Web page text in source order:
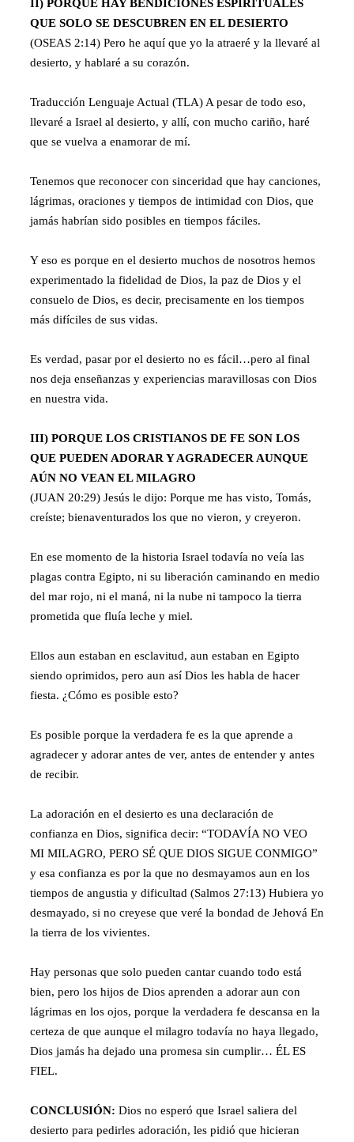
II) PORQUE HAY BENDICIONES ESPIRITUALES
QUE SOLO SE DESCUBREN EN EL DESIERTO
(OSEAS 2:14) Pero he aquí que yo la atraeré y la llevaré al
desierto, y hablaré a su corazón.
Traducción Lenguaje Actual (TLA) A pesar de todo eso,
llevaré a Israel al desierto, y allí, con mucho cariño, haré
que se vuelva a enamorar de mí.
Tenemos que reconocer con sinceridad que hay canciones,
lágrimas, oraciones y tiempos de intimidad con Dios, que
jamás habrían sido posibles en tiempos fáciles.
Y eso es porque en el desierto muchos de nosotros hemos
experimentado la fidelidad de Dios, la paz de Dios y el
consuelo de Dios, es decir, precisamente en los tiempos
más difíciles de sus vidas.
Es verdad, pasar por el desierto no es fácil…pero al final
nos deja enseñanzas y experiencias maravillosas con Dios
en nuestra vida.
III) PORQUE LOS CRISTIANOS DE FE SON LOS
QUE PUEDEN ADORAR Y AGRADECER AUNQUE
AÚN NO VEAN EL MILAGRO
(JUAN 20:29) Jesús le dijo: Porque me has visto, Tomás,
creíste; bienaventurados los que no vieron, y creyeron.
En ese momento de la historia Israel todavía no veía las
plagas contra Egipto, ni su liberación caminando en medio
del mar rojo, ni el maná, ni la nube ni tampoco la tierra
prometida que fluía leche y miel.
Ellos aun estaban en esclavitud, aun estaban en Egipto
siendo oprimidos, pero aun así Dios les habla de hacer
fiesta. ¿Cómo es posible esto?
Es posible porque la verdadera fe es la que aprende a
agradecer y adorar antes de ver, antes de entender y antes
de recibir.
La adoración en el desierto es una declaración de
confianza en Dios, significa decir: “TODAVÍA NO VEO
MI MILAGRO, PERO SÉ QUE DIOS SIGUE CONMIGO”
y esa confianza es por la que no desmayamos aun en los
tiempos de angustia y dificultad (Salmos 27:13) Hubiera yo
desmayado, si no creyese que veré la bondad de Jehová En
la tierra de los vivientes.
Hay personas que solo pueden cantar cuando todo está
bien, pero los hijos de Dios aprenden a adorar aun con
lágrimas en los ojos, porque la verdadera fe descansa en la
certeza de que aunque el milagro todavía no haya llegado,
Dios jamás ha dejado una promesa sin cumplir… ÉL ES
FIEL.
CONCLUSIÓN: Dios no esperó que Israel saliera del
desierto para pedirles adoración, les pidió que hicieran